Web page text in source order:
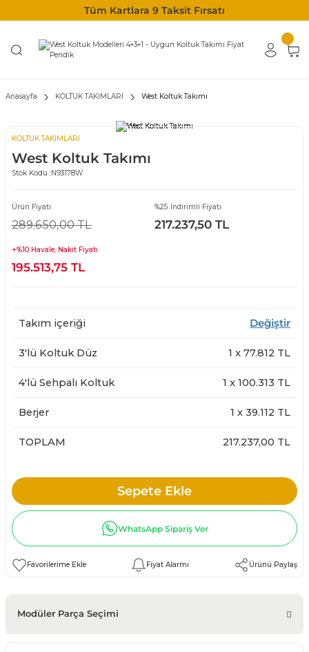
Tüm Kartlara 9 Taksit Fırsatı
Anasayfa KOLTUK TAKIMLARI West Koltuk Takımı
KOLTUK TAKIMLARI
West Koltuk Takımı
Stok Kodu :N93178W
Ürün Fiyatı
289.650,00 TL
%25 İndirimli Fiyatı
217.237,50 TL
+%10 Havale, Nakit Fiyatı
195.513,75 TL
Takım içeriği Değiştir
3'lü Koltuk Düz 1 x 77.812 TL
4'lü Sehpalı Koltuk 1 x 100.313 TL
Berjer 1 x 39.112 TL
TOPLAM 217.237,00 TL
Sepete Ekle
WhatsApp Sipariş Ver
Fiyat Alarmı Ürünü Paylaş
Modüler Parça Seçimi